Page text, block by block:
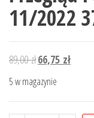
11/2022
89,00złPierwotna
cena
wynosiła:
66,75 złAktualna
5 w magazynie